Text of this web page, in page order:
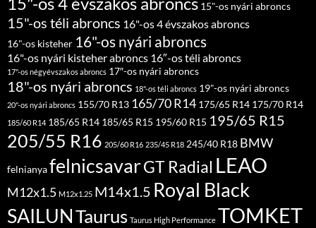
15"-os nyári abroncs
15"-os téli abroncs 16"-os 4 évszakos abroncs
16"-os kisteher 16"-os nyári abroncs
16"-os nyári kisteher abroncs 16″-os téli abroncs
17"-os négyévszakos abroncs 17″-os nyári abroncs
18"-os nyári abroncs 18"-os téli abroncs 19"-os nyári abroncs
20"-os nyári abroncs 155/70 R13 165/70 R14 175/65 R14 175/70 R14
185/60 R14 185/65 R14 185/65 R15 195/60 R15 195/65 R15
205/55 R16 205/60 R16 235/45 R18 245/40 R18 BMW
felnianyafelnicsavarGT Radial LEAO
M12x1.5 M12x1.25 M14x1.5 Royal Black
SAILUNTaurus Taurus High Performance TOMKET